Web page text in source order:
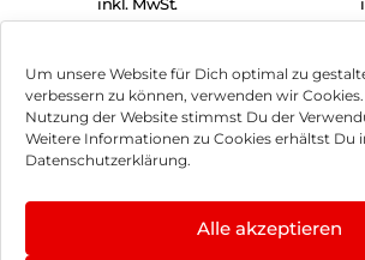
Um unsere Website für Dich optimal zu
verbessern zu können, verwenden wir
Nutzung der Website stimmst Du der
Weitere Informationen zu Cookies erhältst Du
Datenschutzerklärung.
Alle akzeptieren
Apple iPhone 16e
128 GB Weiß
629,90€
inkl. MwSt.
128
Apple iPhone 16
128 GB Ultramarin